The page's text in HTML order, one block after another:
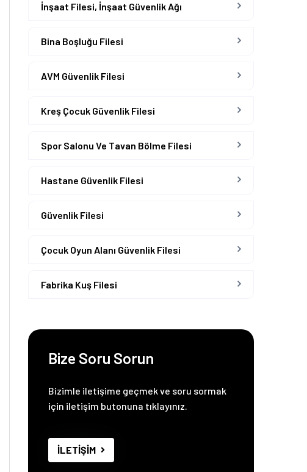
İnşaat Filesi, İnşaat Güvenlik Ağı
Bina Boşluğu Filesi
AVM Güvenlik Filesi
Kreş Çocuk Güvenlik Filesi
Spor Salonu Ve Tavan Bölme Filesi
Hastane Güvenlik Filesi
Güvenlik Filesi
Çocuk Oyun Alanı Güvenlik Filesi
Fabrika Kuş Filesi
Bize Soru Sorun
Bizimle iletişime geçmek ve soru sormak
için iletişim butonuna tıklayınız.
İLETİŞİM